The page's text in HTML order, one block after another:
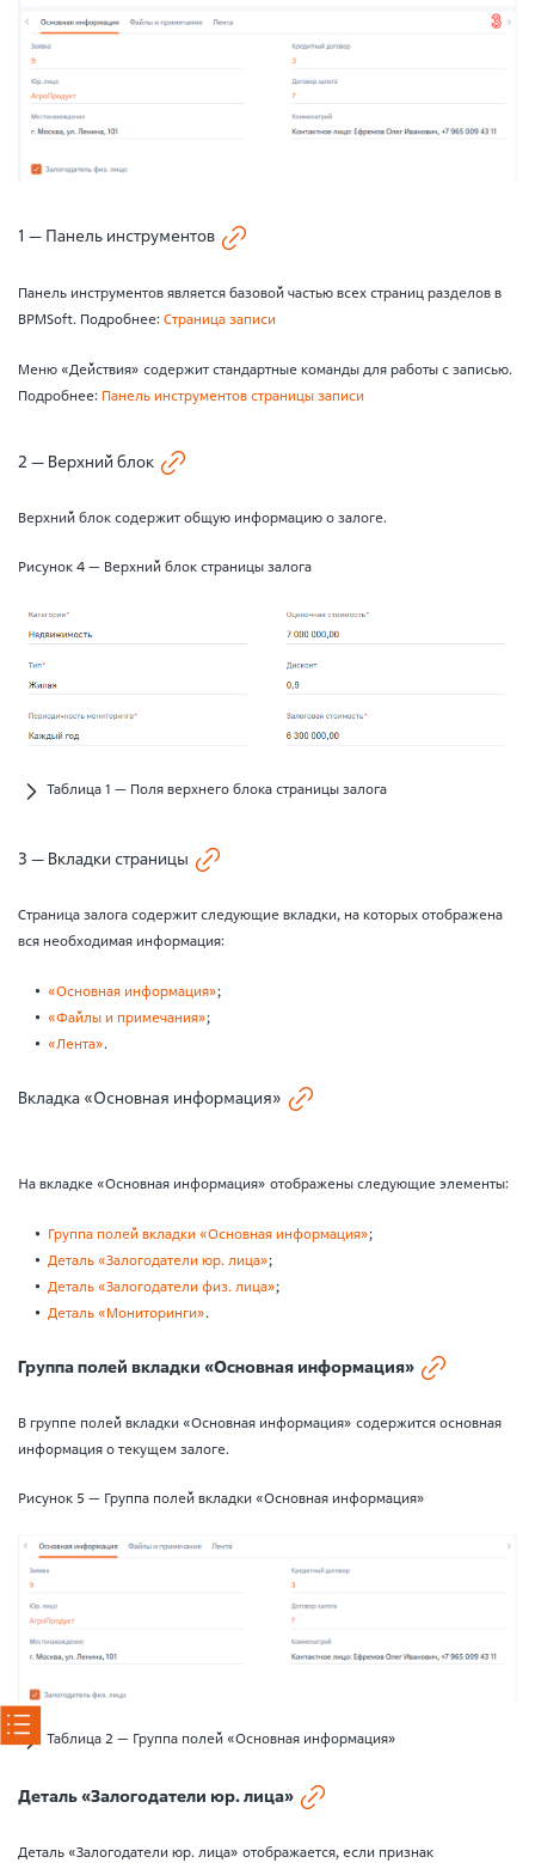
1 — Панель инструментов
Панель инструментов является базовой частью всех страниц разделов в
BPMSoft. Подробнее:Страница записи
Меню «Действия» содержит стандартные команды для работы с записью.
Подробнее: Панель инструментов страницы записи
2 — Верхний блок
Верхний блок содержит общую информацию о залоге.
Рисунок 4 — Верхний блок страницы залога
Таблица 1 — Поля верхнего блока страницы залога
3 — Вкладки страницы
Страница залога содержит следующие вкладки, на которых отображена
вся необходимая информация:
«Основная информация»;
«Файлы и примечания»;
«Лента».
Вкладка «Основная информация»
На вкладке «Основная информация» отображены следующие элементы:
Группа полей вкладки «Основная информация»;
Деталь «Залогодатели юр. лица»;
Деталь «Залогодатели физ. лица»;
Деталь «Мониторинги».
Группа полей вкладки «Основная информация»
В группе полей вкладки «Основная информация» содержится основная
информация о текущем залоге.
Рисунок 5 — Группа полей вкладки «Основная информация»
Таблица 2 — Группа полей «Основная информация»
Деталь «Залогодатели юр. лица»
Деталь «Залогодатели юр. лица» отображается, если признак